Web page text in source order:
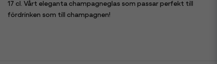
17 cl. Vårt eleganta champagneglas som passar perfekt till
fördrinken som till champagnen!